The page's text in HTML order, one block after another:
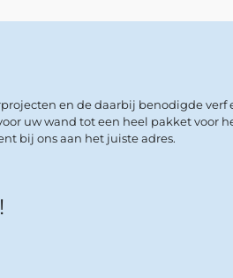
en de daarbij benodigde verf
uw wand tot een heel pakket voor
bij ons aan het juiste adres.